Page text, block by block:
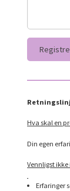
Hva skal en
Din egen
Vennligst
Erfaringer